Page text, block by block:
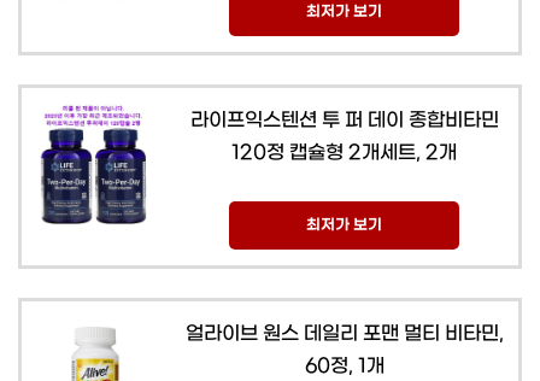
최저가 보기
라이프익스텐션 투 퍼 데이 종합비타민
120정 캡슐형 2개세트, 2개
최저가 보기
얼라이브 원스 데일리 포맨 멀티 비타민,
60정, 1개